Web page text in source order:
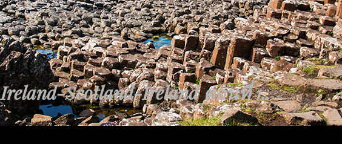
Scotland-Ireland ตอนที่ 1..
Egypt-Jordan ตอนที่ 4 ตอนจบ..